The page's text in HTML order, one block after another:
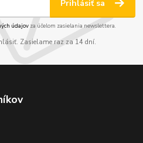
Prihlásiť sa
údajov za účelom zasielania newslettera.
Zasielame raz za 14 dní.